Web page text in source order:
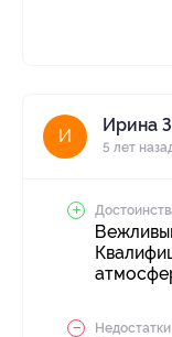
И
Ирина
5 лет
Недостатки